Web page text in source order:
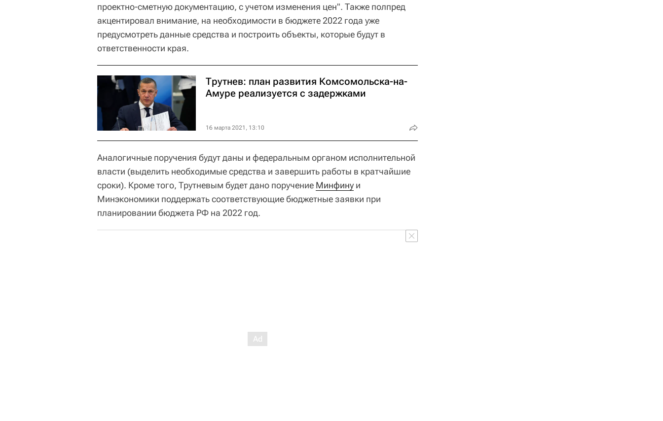
проектно-сметную документацию, с учетом изменения цен". Также полпред
акцентировал внимание, на необходимости в бюджете 2022 года уже
предусмотреть данные средства и построить объекты, которые будут в
ответственности края.
Трутнев: план развития Комсомольска-на-
Амуре реализуется с задержками
16 марта 2021, 13:10
Аналогичные поручения будут даны и федеральным органом исполнительной
власти (выделить необходимые средства и завершить работы в кратчайшие
сроки). Кроме того, Трутневым будет дано поручение Минфину и
Минэкономики поддержать соответствующие бюджетные заявки при
планировании бюджета РФ на 2022 год.